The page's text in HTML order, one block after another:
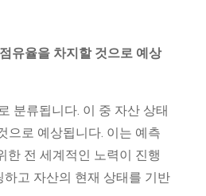
유율을 차지할 것으로 예상
분류됩니다. 이 중 자산 상태
으로 예상됩니다. 이는 예측
한 전 세계적인 노력이 진행
고 자산의 현재 상태를 기반